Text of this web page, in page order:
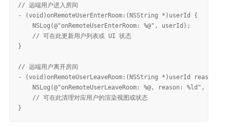
// 远端用户进入房间
- (void)onRemoteUserEnterRoom:(NSString *)userId {
    NSLog(@"onRemoteUserEnterRoom: %@", userId);
    // 可在此更新用户列表或 UI 状态
}
// 远端用户离开房间
- (void)onRemoteUserLeaveRoom:(NSString *)userId
NSLog(@"onRemoteUserLeaveRoom: %@, reason: %ld",
    // 可在此清理对应用户的渲染视图或状态